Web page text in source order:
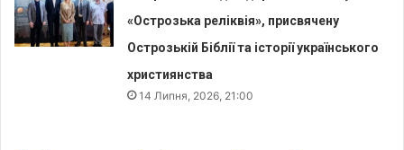
«Острозька реліквія», присвячену
Острозькій Біблії та історії українського
християнства
14 Липня, 2026, 21:00